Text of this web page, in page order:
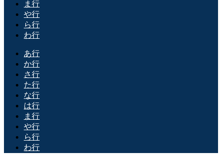
ま行
や行
ら行
わ行
あ行
か行
さ行
た行
な行
は行
ま行
や行
ら行
わ行